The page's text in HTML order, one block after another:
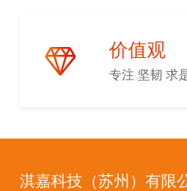
价值观
专注 坚韧 求
淇嘉科技（苏州）有限